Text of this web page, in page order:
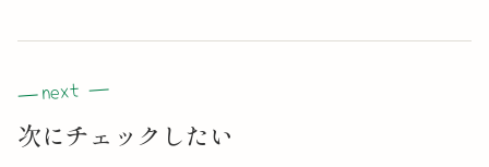
次にチェックしたい